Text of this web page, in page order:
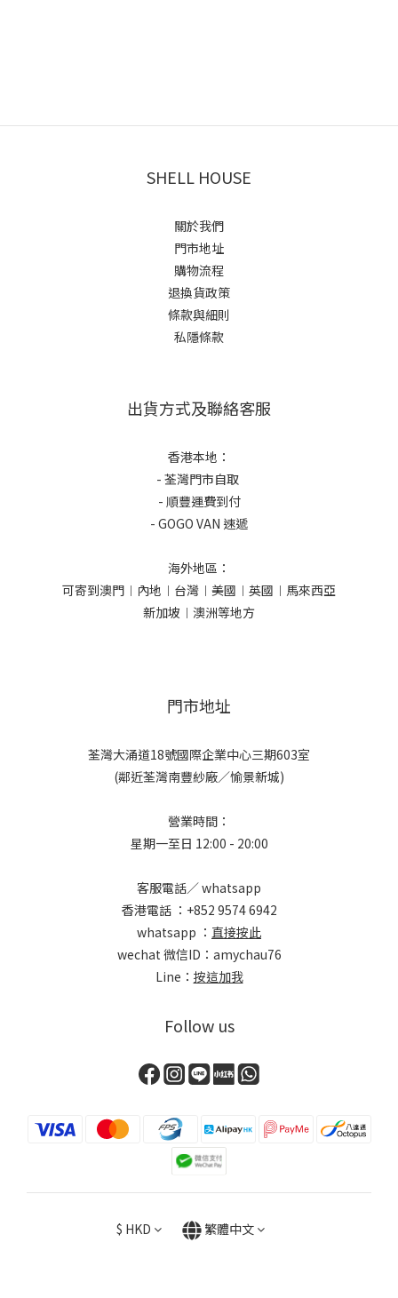
SHELL HOUSE
關於我們
門市地址
購物流程
退換貨政策
條款與細則
私隱條款
出貨方式及聯絡客服
香港本地：
- 荃灣門市自取
- 順豐運費到付
- GOGO VAN 速遞
海外地區：
可寄到澳門︱內地︱台灣︱美國︱英國︱馬來西亞
新加坡︱澳洲等地方
門市地址
荃灣大涌道18號國際企業中心三期603室
(鄰近荃灣南豐紗廠／愉景新城)
營業時間：
星期一至日 12:00 - 20:00
客服電話／ whatsapp
香港電話 ：+852 9574 6942
whatsapp ： 直接按此
wechat 微信ID：amychau76
Line： 按這加我
Follow us
$ HKD 繁體中文